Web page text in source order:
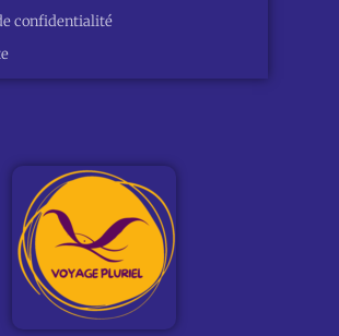
confidentialité